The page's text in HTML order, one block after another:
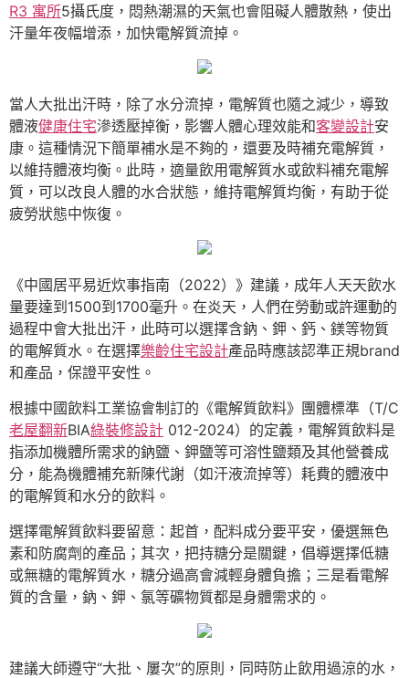
R3 寓所5攝氏度，悶熱潮濕的天氣也會阻礙人體散熱，使出
汗量年夜幅增添，加快電解質流掉。
當人大批出汗時，除了水分流掉，電解質也隨之減少，導致
體液健康住宅滲透壓掉衡，影響人體心理效能和客變設計安
康。這種情況下簡單補水是不夠的，還要及時補充電解質，
以維持體液均衡。此時，適量飲用電解質水或飲料補充電解
質，可以改良人體的水合狀態，維持電解質均衡，有助于從
疲勞狀態中恢復。
《中國居平易近炊事指南（2022）》建議，成年人天天飲水
量要達到1500到1700毫升。在炎天，人們在勞動或許運動的
過程中會大批出汗，此時可以選擇含鈉、鉀、鈣、鎂等物質
的電解質水。在選擇樂齡住宅設計產品時應該認準正規brand
和產品，保證平安性。
根據中國飲料工業協會制訂的《電解質飲料》團體標準（T/C
老屋翻新BIA綠裝修設計 012-2024）的定義，電解質飲料是
指添加機體所需求的鈉鹽、鉀鹽等可溶性鹽類及其他營養成
分，能為機體補充新陳代謝（如汗液流掉等）耗費的體液中
的電解質和水分的飲料。
選擇電解質飲料要留意：起首，配料成分要平安，優選無色
素和防腐劑的產品；其次，把持糖分是關鍵，倡導選擇低糖
或無糖的電解質水，糖分過高會減輕身體負擔；三是看電解
質的含量，鈉、鉀、氯等礦物質都是身體需求的。
建議大師遵守“大批、屢次”的原則，同時防止飲用過涼的水，